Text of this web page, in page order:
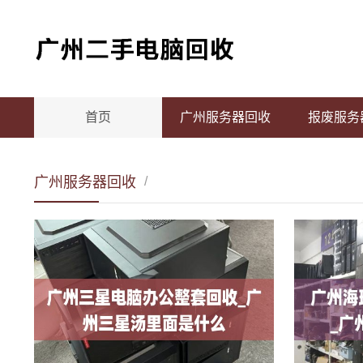
首页 广州服务器回收 报废服务
广州服务器回收 /